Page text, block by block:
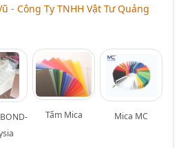
- Công Ty TNHH Vật Tư Quảng
Tấm Mica Mica MC